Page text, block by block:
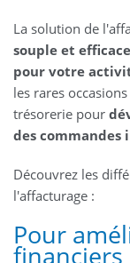
La solution de
souple et
pour votre
les rares
trésorerie pour
des commandes
Découvrez les
l'affacturage :
Pour
financiers